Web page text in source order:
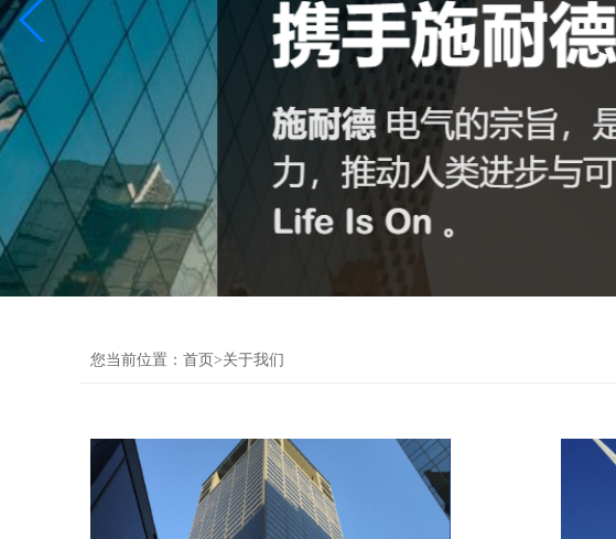
您当前位置： 首页>关于我们